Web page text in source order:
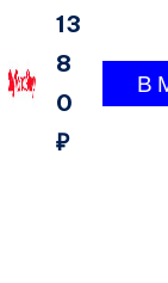
13
8
0
₽